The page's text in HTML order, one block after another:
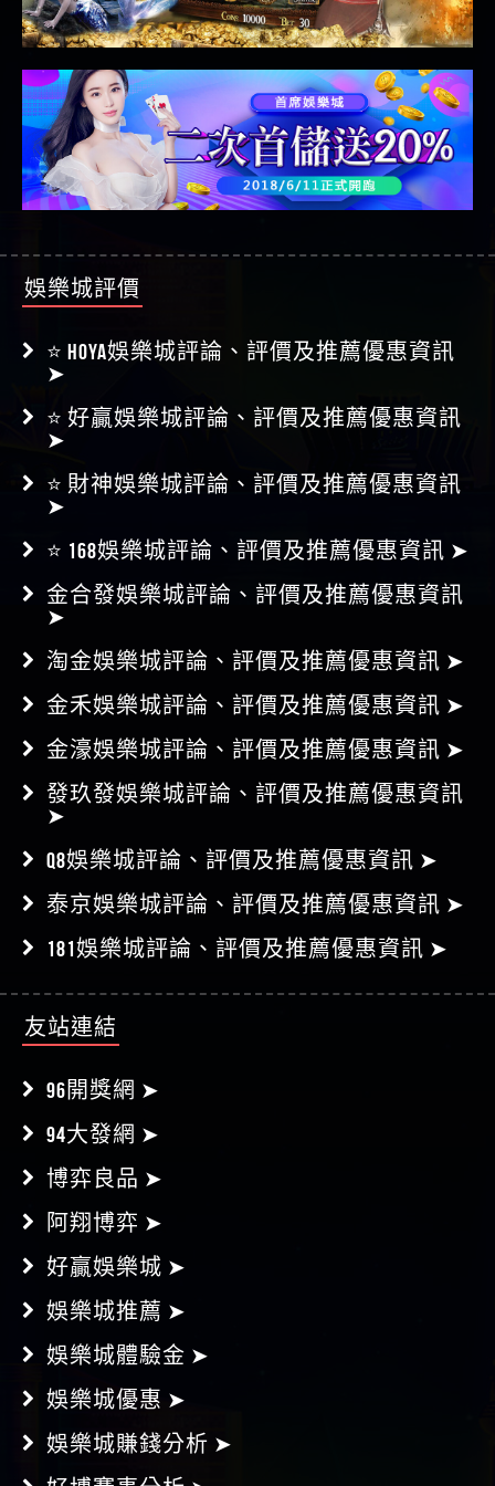
娛樂城評價
⭐ HOYA娛樂城評論、評價及推薦優惠資訊
⭐ 好贏娛樂城評論、評價及推薦優惠資訊
⭐ 財神娛樂城評論、評價及推薦優惠資訊
⭐ 168娛樂城評論、評價及推薦優惠資訊 ➤
金合發娛樂城評論、評價及推薦優惠資訊
➤
淘金娛樂城評論、評價及推薦優惠資訊 ➤
金禾娛樂城評論、評價及推薦優惠資訊 ➤
金濠娛樂城評論、評價及推薦優惠資訊 ➤
發玖發娛樂城評論、評價及推薦優惠資訊
➤
Q8娛樂城評論、評價及推薦優惠資訊 ➤
泰京娛樂城評論、評價及推薦優惠資訊 ➤
181娛樂城評論、評價及推薦優惠資訊 ➤
友站連結
96開獎網 ➤
94大發網 ➤
博弈良品 ➤
阿翔博弈 ➤
好贏娛樂城 ➤
娛樂城推薦 ➤
娛樂城體驗金 ➤
娛樂城優惠 ➤
娛樂城賺錢分析 ➤
好博賽事分析 ➤